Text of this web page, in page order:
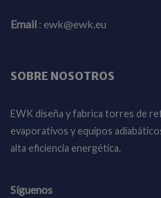
Email : ewk@ewk.eu
SOBRE NOSOTROS
EWK diseña y fabrica torres de
evaporativos y equipos
alta eficiencia energética.
Síguenos